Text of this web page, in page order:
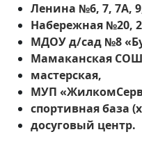
Ленина №6, 7, 7А,
Набережная №20,
МДОУ д/сад №8
Мамаканская
мастерская,
МУП
спортивная база
досуговый центр.